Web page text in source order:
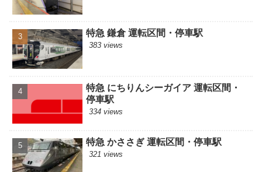
特急 鎌倉 運転区間・停車駅
383 views
特急 にちりんシーガイア 運転区間・
停車駅
334 views
特急 かささぎ 運転区間・停車駅
321 views